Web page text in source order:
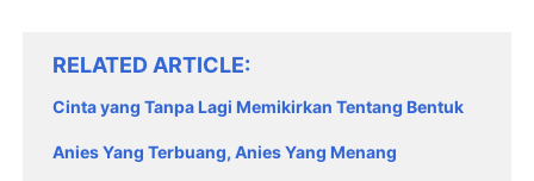
RELATED ARTICLE
Cinta yang Tanpa Lagi Memikirkan Tentang Bentuk
Anies Yang Terbuang, Anies Yang Menang